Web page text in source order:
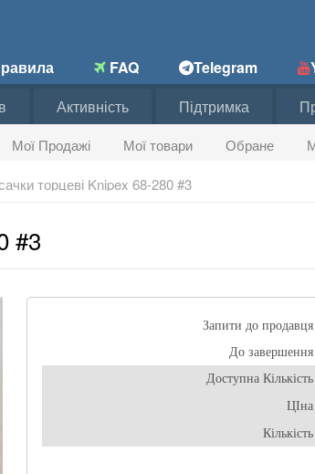
FAQ Telegram
Мої Продажі Мої товари Обране
Активність Підтримка
торцеві Knipex 68-280 #3
#3
Запити до продавця
До завершення
Доступна Кількість
ЦІна
Кількість